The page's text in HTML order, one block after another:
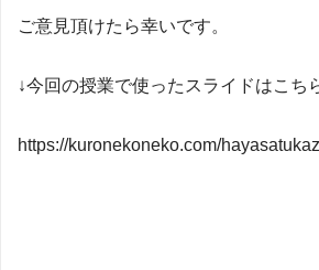
ご意見頂けたら幸いです。
↓今回の授業で使ったスライドはこち
https://kuronekoneko.com/